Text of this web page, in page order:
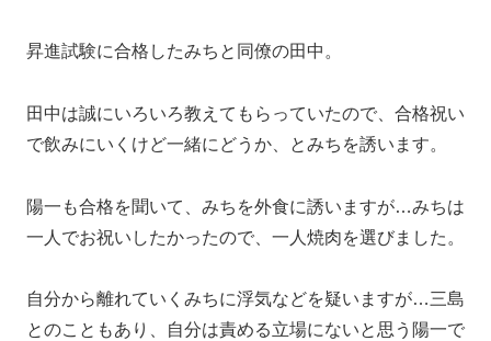
昇進試験に合格したみちと同僚の田中。
田中は誠にいろいろ教えてもらっていたので、合格祝い
で飲みにいくけど一緒にどうか、とみちを誘います。
陽一も合格を聞いて、みちを外食に誘いますが…みちは
一人でお祝いしたかったので、一人焼肉を選びました。
自分から離れていくみちに浮気などを疑いますが…三島
とのこともあり、自分は責める立場にないと思う陽一で